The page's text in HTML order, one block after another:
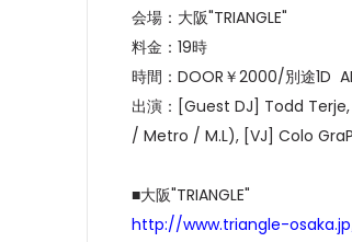
会場：大阪"TRIANGLE"
料金：19時
時間：DOOR￥2000/別途1D
出演：[Guest DJ] Todd
/ Metro / M.L), [VJ] Colo
■大阪"TRIANGLE"
http://www.triangle-